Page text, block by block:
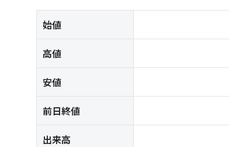
始値
高値
安値
前日終値
出来高